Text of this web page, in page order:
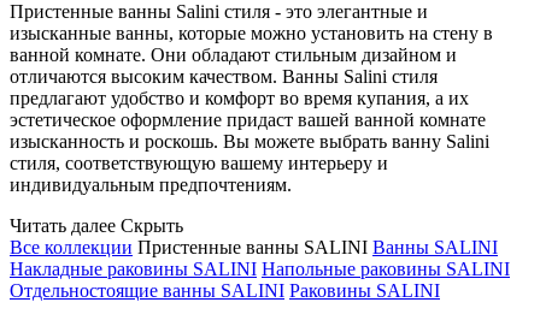
Пристенные ванны Salini стиля - это элегантные и
изысканные ванны, которые можно установить на стену в
ванной комнате. Они обладают стильным дизайном и
отличаются высоким качеством. Ванны Salini стиля
предлагают удобство и комфорт во время купания, а их
эстетическое оформление придаст вашей ванной комнате
изысканность и роскошь. Вы можете выбрать ванну Salini
стиля, соответствующую вашему интерьеру и
индивидуальным предпочтениям.
Читать далее Скрыть
Все коллекции Пристенные ванны SALINI Ванны SALINI
Накладные раковины SALINI Напольные раковины SALINI
Отдельностоящие ванны SALINI Раковины SALINI